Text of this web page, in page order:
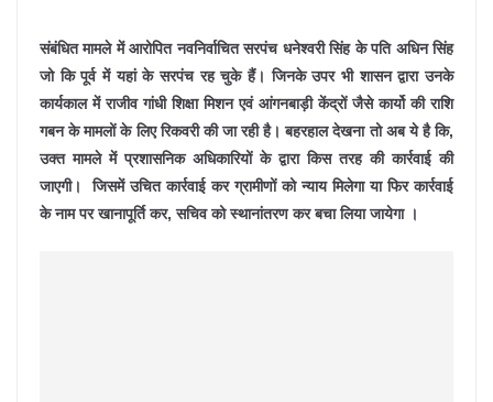
संबंधित मामले में आरोपित नवनिर्वाचित सरपंच धनेश्वरी सिंह के पति अधिन सिंह
जो कि पूर्व में यहां के सरपंच रह चुके हैं। जिनके उपर भी शासन द्वारा उनके
कार्यकाल में राजीव गांधी शिक्षा मिशन एवं आंगनबाड़ी केंद्रों जैसे कार्यो की राशि
गबन के मामलों के लिए रिकवरी की जा रही है। बहरहाल देखना तो अब ये है कि,
उक्त मामले में प्रशासनिक अधिकारियों के द्वारा किस तरह की कार्रवाई की
जाएगी। जिसमें उचित कार्रवाई कर ग्रामीणों को न्याय मिलेगा या फिर कार्रवाई
के नाम पर खानापूर्ति कर, सचिव को स्थानांतरण कर बचा लिया जायेगा ।